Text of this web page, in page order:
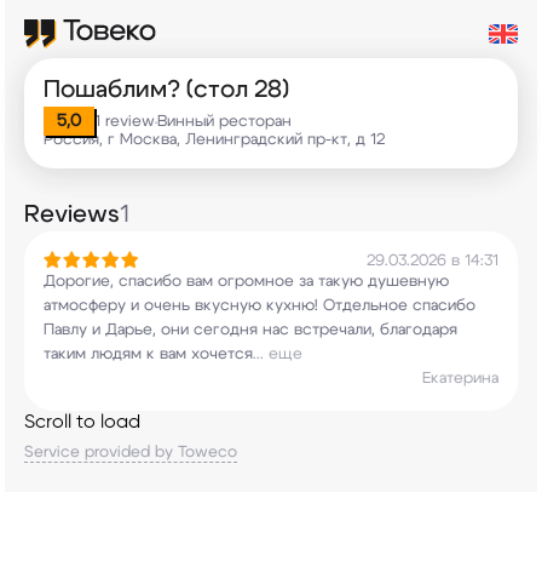
Пошаблим? (стол 28)
5,0 1 review•Винный ресторан
Россия, г Москва, Ленинградский пр-кт, д 12
Reviews1
29.03.2026 в 14:31
Дорогие, спасибо вам огромное за такую душевную
атмосферу и очень вкусную кухню! Отдельное спасибо
Павлу и Дарье, они сегодня нас встречали, благодаря
таким людям к вам хочется... еще
Екатерина
Scroll to load
Service provided by Toweco